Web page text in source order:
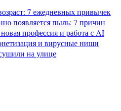
7 ежедневных привычек
появляется пыль: 7 причин
профессия и работа с AI
и вирусные ниши
на улице